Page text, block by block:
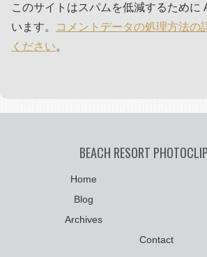
このサイトはスパムを低減するために
います。
コメントデータの処理方法の
ください。
BEACH RESORT
Home
Blog
Archives
Contact